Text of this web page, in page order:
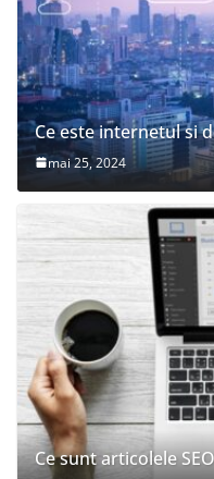
Ce este internetul si
mai 25, 2024
Ce sunt articolele